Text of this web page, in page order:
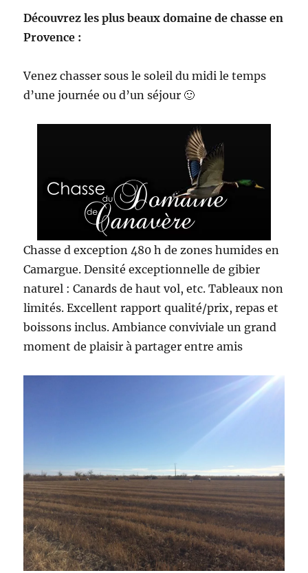
Découvrez les plus beaux domaine de chasse en
Provence :
Venez chasser sous le soleil du midi le temps
d’une journée ou d’un séjour 🙂
Chasse d exception 480 h de zones humides en
Camargue. Densité exceptionnelle de gibier
naturel : Canards de haut vol, etc. Tableaux non
limités. Excellent rapport qualité/prix, repas et
boissons inclus. Ambiance conviviale un grand
moment de plaisir à partager entre amis